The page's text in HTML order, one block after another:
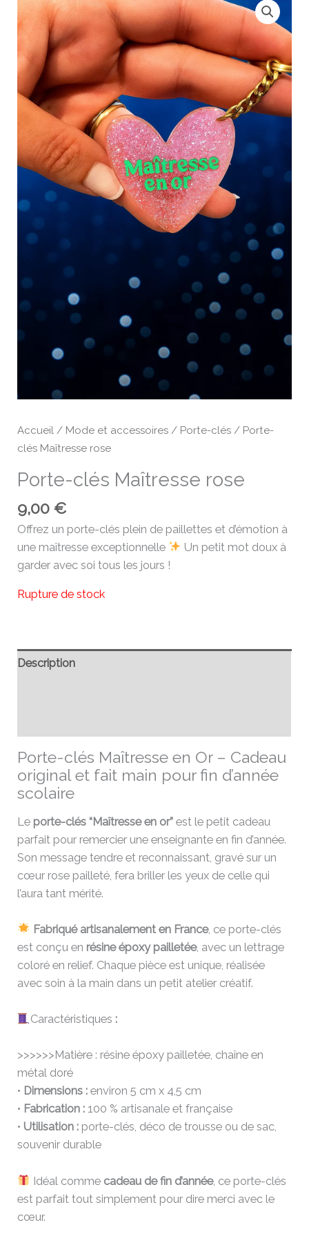
Accueil / Mode et accessoires / Porte-clés / Porte-
clés Maîtresse rose
Porte-clés Maîtresse rose
9,00€
Offrez un porte-clés plein de paillettes et d’émotion à
une maîtresse exceptionnelle
Un petit mot doux à
garder avec soi tous les jours !
Rupture de stock
Description
Porte-clés Maîtresse en Or – Cadeau
original et fait main pour fin d’année
scolaire
Le porte-clés “Maîtresse en or” est le petit cadeau
parfait pour remercier une enseignante en fin d’année.
Son message tendre et reconnaissant, gravé sur un
cœur rose pailleté, fera briller les yeux de celle qui
l’aura tant mérité.
Fabriqué artisanalement en France, ce porte-clés
est conçu en résine époxy pailletée, avec un lettrage
coloré en relief. Chaque pièce est unique, réalisée
avec soin à la main dans un petit atelier créatif.
Caractéristiques :
>>>>>>Matière : résine époxy pailletée, chaîne en
métal doré
• Dimensions : environ 5 cm x 4,5 cm
• Fabrication : 100 % artisanale et française
• Utilisation : porte-clés, déco de trousse ou de sac,
souvenir durable
Idéal comme cadeau de fin d’année, ce porte-clés
est parfait tout simplement pour dire merci avec le
cœur.